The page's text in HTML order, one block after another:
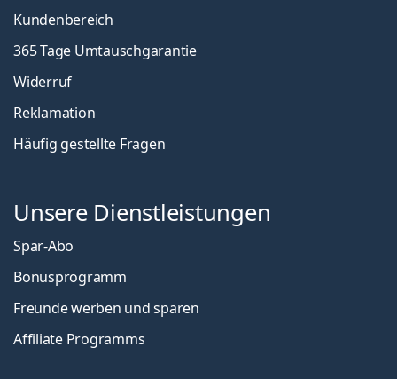
Kundenbereich
365 Tage Umtauschgarantie
Widerruf
Reklamation
Häufig gestellte Fragen
Unsere Dienstleistungen
Spar-Abo
Bonusprogramm
Freunde werben und sparen
Affiliate Programms